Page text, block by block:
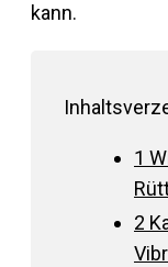
kann.
1
2